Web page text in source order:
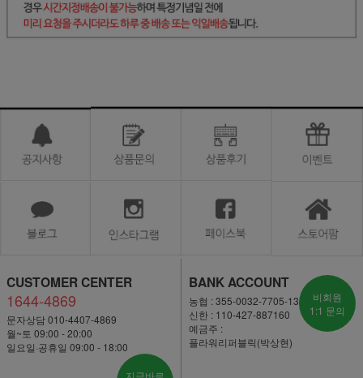
CUSTOMER CENTER
1644-4869
문자상담 010-4407-4869
월~토 09:00 - 20:00
일요일·공휴일 09:00 - 18:00
지금바로
BANK ACCOUNT
농협 : 355-0032-7705-13
신한 : 110-427-887160
예금주 :
플라워리퍼블릭(박상현)
비회원
1:1 문의